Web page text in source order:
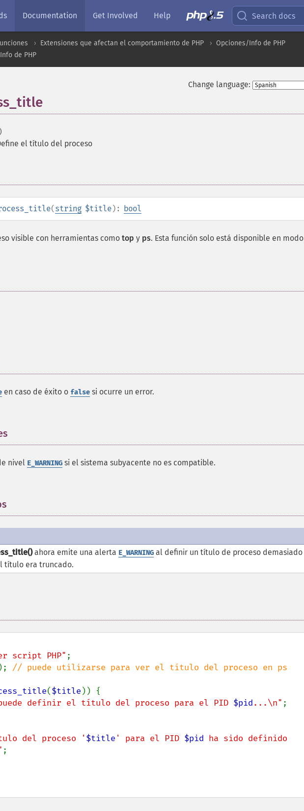
Documentation Get Involved Help Search docs
Extensiones que afectan el comportamiento de PHP
Opciones/Info de PHP
de PHP
Change language:
el título del proceso
(string $title): bool
visible con herramientas como top y ps. Esta función solo está disponible en modo
en caso de éxito o false si ocurre un error.
nivel E_WARNING si el sistema subyacente no es compatible.
ahora emite una alerta E_WARNING al definir un título de proceso demasiado
título era truncado.
script PHP"
// puede utilizarse para ver el título del proceso en ps
($title )) {
definir el título del proceso para el PID $pid...\n" ;
del proceso ' $title ' para el PID $pid ha sido definido
;